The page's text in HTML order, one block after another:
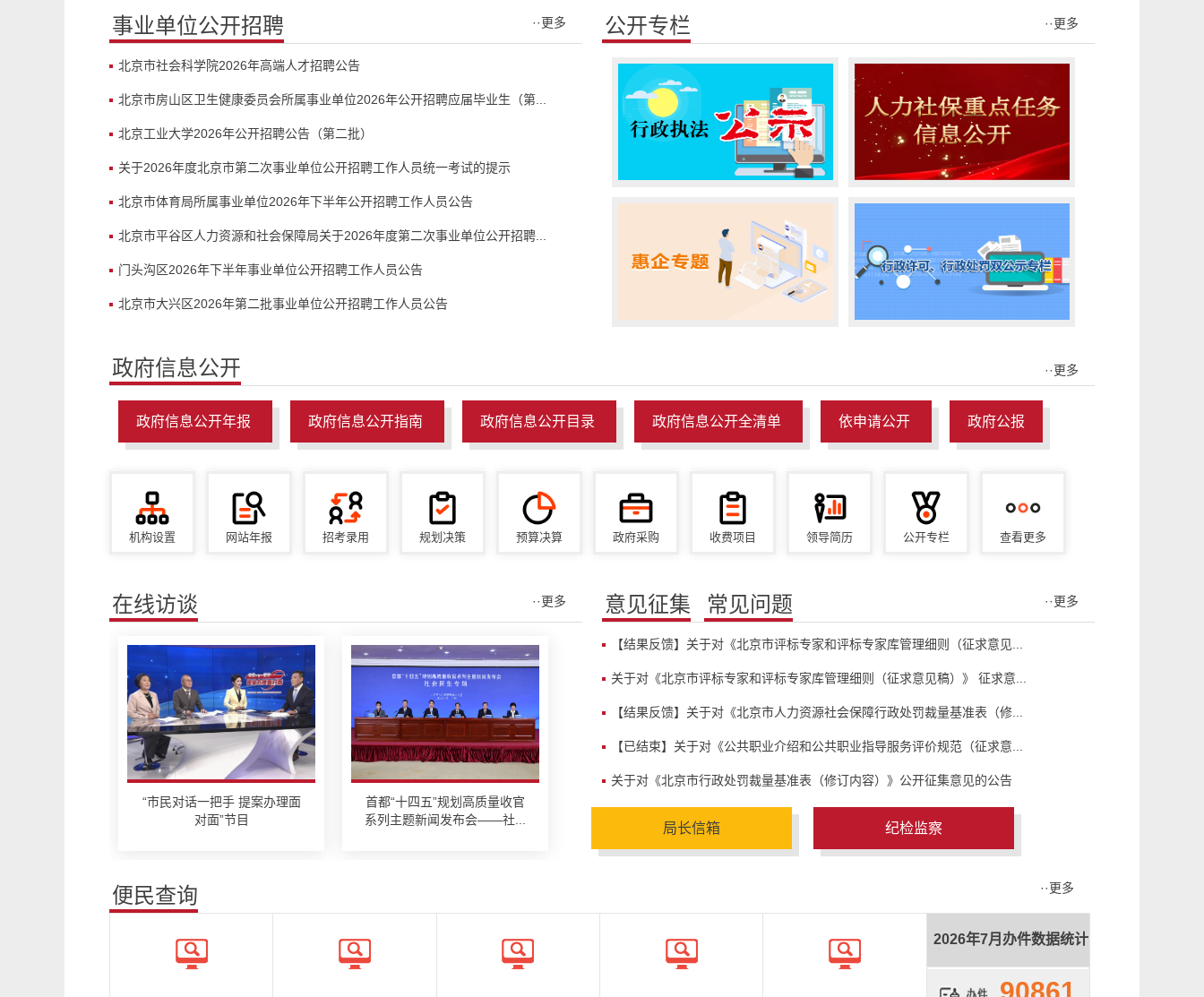
事业单位公开招聘 ··更多
北京市社会科学院2026年高端人才招聘公告
北京市房山区卫生健康委员会所属事业单位2026年公开招聘应届毕业生（第...
北京工业大学2026年公开招聘公告（第二批）
关于2026年度北京市第二次事业单位公开招聘工作人员统一考试的提示
北京市体育局所属事业单位2026年下半年公开招聘工作人员公告
北京市平谷区人力资源和社会保障局关于2026年度第二次事业单位公开招聘...
门头沟区2026年下半年事业单位公开招聘工作人员公告
北京市大兴区2026年第二批事业单位公开招聘工作人员公告
公开专栏 ··更多
政府信息公开 ··更多
政府信息公开年报 政府信息公开指南 政府信息公开目录 政府信息公开全清单 依申请公开 政府公报
机构设置 网站年报 招考录用 规划决策 预算决算 政府采购 收费项目 领导简历 公开专栏 查看更多
在线访谈 ··更多
“市民对话一把手 提案办理面
对面”节目
首都“十四五”规划高质量收官
系列主题新闻发布会——社...
意见征集 常见问题 ··更多
【结果反馈】关于对《北京市评标专家和评标专家库管理细则（征求意见...
关于对《北京市评标专家和评标专家库管理细则（征求意见稿）》 征求意...
【结果反馈】关于对《北京市人力资源社会保障行政处罚裁量基准表（修...
【已结束】关于对《公共职业介绍和公共职业指导服务评价规范（征求意...
关于对《北京市行政处罚裁量基准表（修订内容）》公开征集意见的公告
局长信箱 纪检监察
便民查询 ··更多
2026年7月办件数据统计
90861